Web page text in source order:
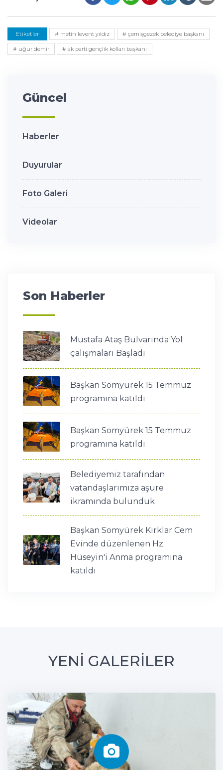
Etiketler # metin levent yıldız # çemişgezek belediye başkanı
# uğur demir # ak parti gençlik kolları başkanı
Güncel
Haberler
Duyurular
Foto Galeri
Videolar
Son Haberler
Mustafa Ataş Bulvarında Yol
çalışmaları Başladı
Başkan Somyürek 15 Temmuz
programına katıldı
Başkan Somyürek 15 Temmuz
programına katıldı
Belediyemiz tarafından
vatandaşlarımıza aşure
ikramında bulunduk
Başkan Somyürek Kırklar Cem
Evinde düzenlenen Hz
Hüseyin'i Anma programına
katıldı
YENİ GALERİLER